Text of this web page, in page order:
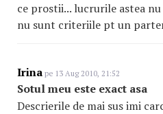
ce prostii... lucrurile astea
nu sunt criteriile pt un
Irina pe 13 Aug 2010, 21:52
Sotul meu este exact asa
Descrierile de mai sus imi